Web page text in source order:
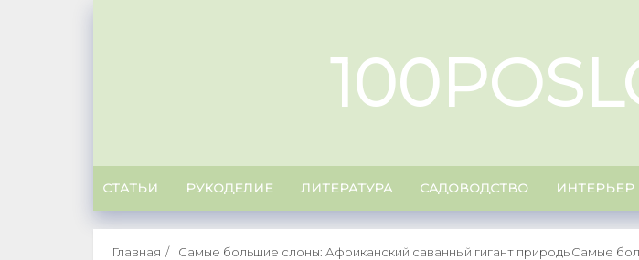
СТАТЬИ РУКОДЕЛИЕ ЛИТЕРАТУРА САДОВОДСТВО ИНТЕРЬЕР
Главная Самые большие слоны: Африканский саванный гигант природыСамые